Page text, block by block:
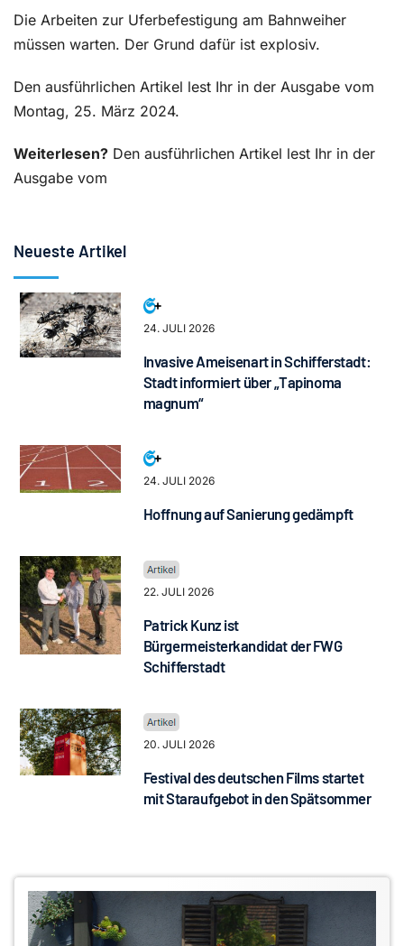
Die Arbeiten zur Uferbefestigung am Bahnweiher
müssen warten. Der Grund dafür ist explosiv.
Den ausführlichen Artikel lest Ihr in der Ausgabe vom
Montag, 25. März 2024.
Weiterlesen? Den ausführlichen Artikel lest Ihr in der
Ausgabe vom
Neueste Artikel
24. JULI 2026
Invasive Ameisenart in Schifferstadt:
Stadt informiert über „Tapinoma
magnum“
24. JULI 2026
Hoffnung auf Sanierung gedämpft
22. JULI 2026
Patrick Kunz ist
Bürgermeisterkandidat der FWG
Schifferstadt
20. JULI 2026
Festival des deutschen Films startet
mit Staraufgebot in den Spätsommer